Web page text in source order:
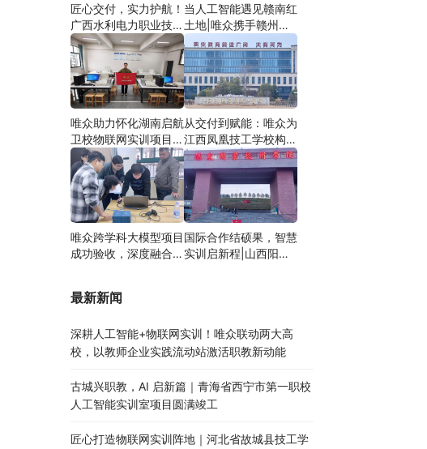
匠心交付，实力护航！
广西水利电力职业技术
学院智慧建筑综合布线
实训项目圆满落地
当人工智能遇见赣南红
土地|唯众携手赣州农
校，开辟涉农职教
“AI+农业”新路径
唯众助力怀化湖南启航
卫校物联网实训项目圆
满交付，共筑医工融合
人才培养新生态
从交付到赋能：唯众为
江西凤凰技工学校构建
“教、学、做”一体化网
络实训环境
唯众跨学科大模型项目
成功验收，深度融合边
级
国际合作结硕果，智慧
实训启新程|山西阳泉
最新新闻
深耕人工智能+物联网实训！唯众联动两大高
校，以教师企业实践流动站激活职教新动能
古城兴职教，AI 启新篇｜青海省西宁市第一职校
人工智能实训室项目圆满竣工
匠心打造物联网实训阵地｜河北省故城县技工学